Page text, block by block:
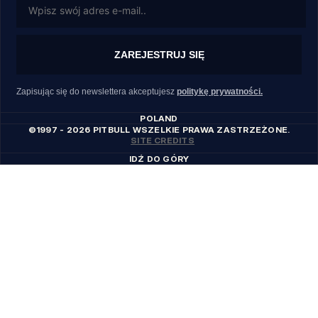
ZAREJESTRUJ SIĘ
Zapisując się do newslettera akceptujesz politykę prywatności.
POLAND
©1997 - 2026 PITBULL WSZELKIE PRAWA ZASTRZEŻONE.
SITE CREDITS
IDŹ DO GÓRY